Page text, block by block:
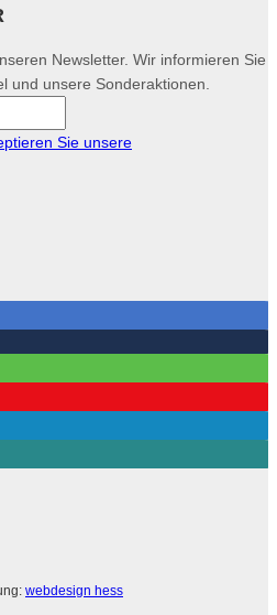
Newsletter. Wir informieren Sie
und unsere Sonderaktionen.
Sie unsere
webdesign hess